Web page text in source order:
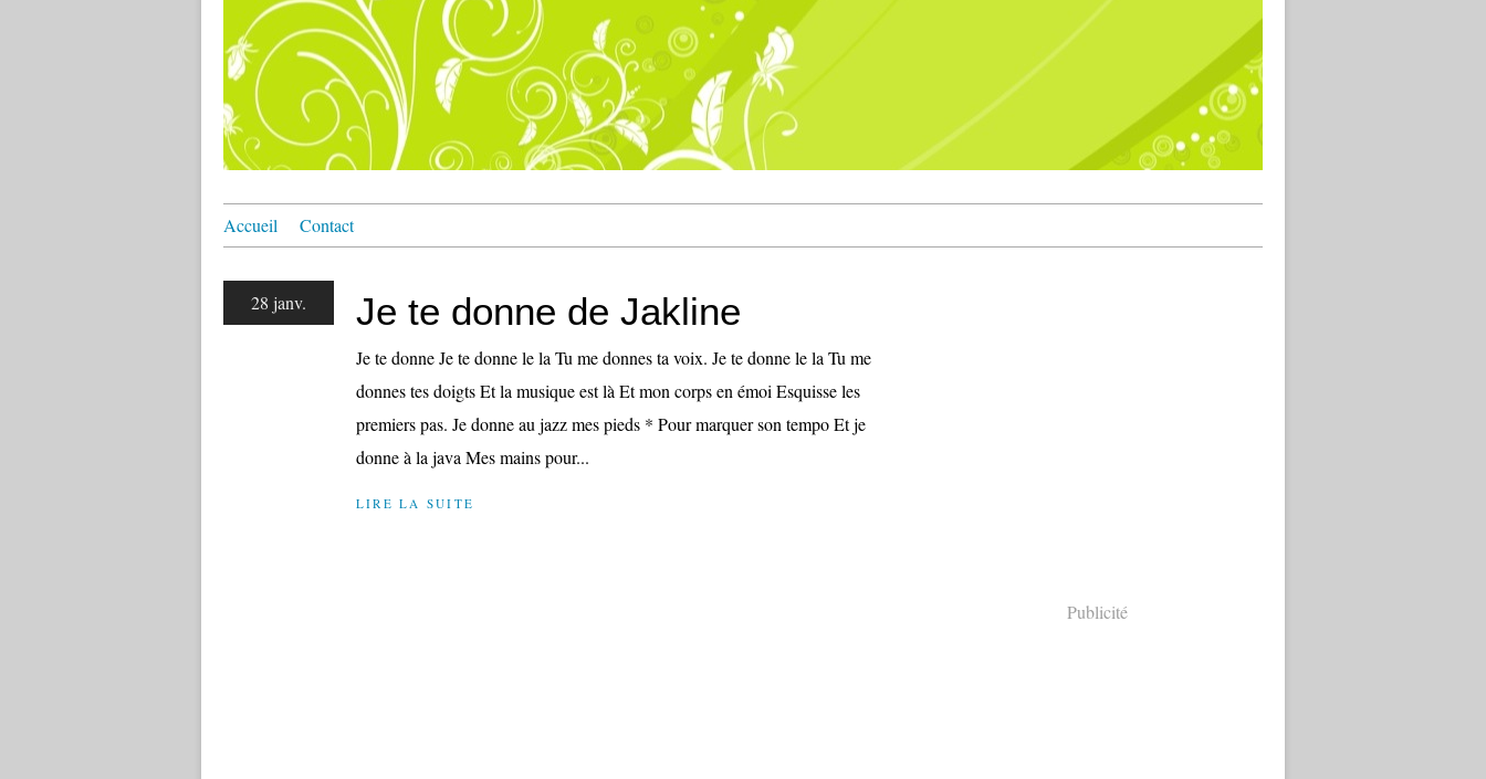
Accueil Contact
28 janv. Je te donne de Jakline
Je te donne Je te donne le la Tu me donnes ta voix. Je te donne le la Tu me
donnes tes doigts Et la musique est là Et mon corps en émoi Esquisse les
premiers pas. Je donne au jazz mes pieds * Pour marquer son tempo Et je
donne à la java Mes mains pour...
LIRE LA SUITE
Publicité